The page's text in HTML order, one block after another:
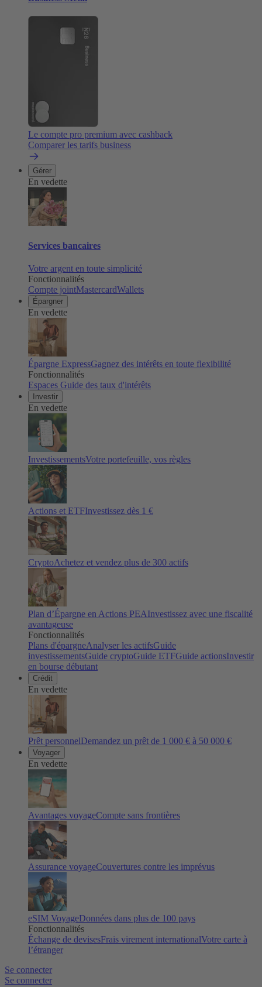
Le compte pro premium avec cashback
Comparer les tarifs business
Gérer
En vedette
Services bancaires
Votre argent en toute simplicité
Fonctionnalités
Compte jointMastercardWallets
Épargner
En vedette
Épargne ExpressGagnez des intérêts en toute flexibilité
Fonctionnalités
Espaces Guide des taux d'intérêts
Investir
En vedette
InvestissementsVotre portefeuille, vos règles
Actions et ETFInvestissez dès 1 €
CryptoAchetez et vendez plus de 300 actifs
Plan d’Épargne en Actions PEAInvestissez avec une fiscalité
avantageuse
Fonctionnalités
Plans d'épargneAnalyser les actifsGuide
investissementsGuide cryptoGuide ETFGuide actionsInvestir
en bourse débutant
Crédit
En vedette
Prêt personnelDemandez un prêt de 1 000 € à 50 000 €
Voyager
En vedette
Avantages voyageCompte sans frontières
Assurance voyageCouvertures contre les imprévus
eSIM VoyageDonnées dans plus de 100 pays
Fonctionnalités
Échange de devisesFrais virement internationalVotre carte à
l’étranger
Se connecter
Se connecter